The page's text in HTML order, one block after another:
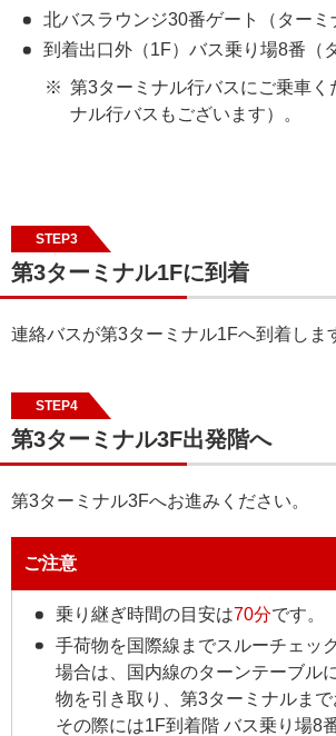
北バスラウンジ30番ゲート（ターミ
到着出口外（1F）バス乗り場8番（
第3ターミナル行バスにご乗車く
ナル行バスもございます）。
STEP3
第3ターミナル1Fに到着
連絡バスが第3ターミナル1Fへ到着しま
STEP4
第3ターミナル3F出発階へ
第3ターミナル3Fへお進みください。
ご注意
乗り継ぎ時間の目安は70分です。
手荷物を国際線までスルーチェッ
場合は、国内線のターンテーブル
物を引き取り、第3ターミナルまで
その際には1F到着階 バス乗り場8